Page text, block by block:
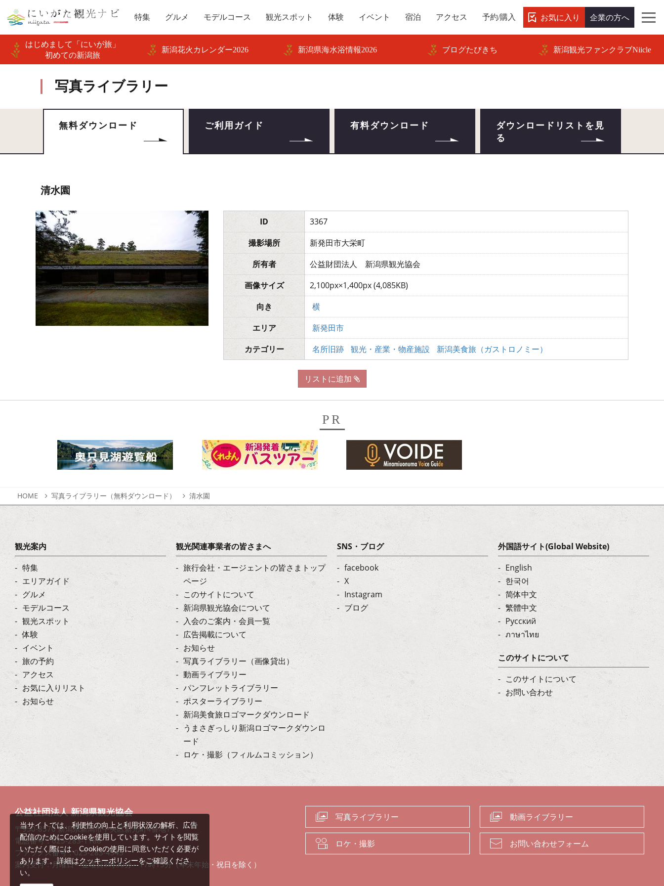
特集 グルメ モデルコース 観光スポット 体験 イベント 宿泊 アクセス 予約/購入 お気に入り 企業の方へ
はじめまして「にいが旅」
初めての新潟旅
新潟花火カレンダー2026 新潟県海水浴情報2026 ブログたびきち 新潟観光ファンクラブNiicle
写真ライブラリー
無料ダウンロード ご利用ガイド 有料ダウンロード
ダウンロードリストを見
る
清水園
ID
3367
撮影場所
新発田市大栄町
所有者
公益財団法人 新潟県観光協会
画像サイズ
2,100px×1,400px (4,085KB)
向き
横
エリア
新発田市
カテゴリー
名所旧跡 観光・産業・物産施設 新潟美食旅（ガストロノミー）
リストに追加
PR
HOME 写真ライブラリー（無料ダウンロード） 清水園
観光案内
特集
エリアガイド
グルメ
モデルコース
観光スポット
体験
イベント
旅の予約
アクセス
お気に入りリスト
お知らせ
観光関連事業者の皆さまへ
旅行会社・エージェントの皆さまトップ
ページ
このサイトについて
新潟県観光協会について
入会のご案内・会員一覧
広告掲載について
お知らせ
写真ライブラリー（画像貸出）
動画ライブラリー
パンフレットライブラリー
ポスターライブラリー
新潟美食旅ロゴマークダウンロード
うまさぎっしり新潟ロゴマークダウンロ
ード
ロケ・撮影（フィルムコミッション）
SNS・ブログ
facebook
X
Instagram
ブログ
外国語サイト(Global Website)
English
한국어
简体中文
繁體中文
Русский
ภาษาไทย
このサイトについて
このサイトについて
お問い合わせ
公益社団法人 新潟県観光協会
〒950-8570 新潟県新潟市中央区新光町4番地1
電話番号：025-283-1188
ファックス番号：025-283-4345
案内受付：月曜日～金曜日8時30分～17時15分（年末年始・祝日を除く）
写真ライブラリー 動画ライブラリー
ロケ・撮影 お問い合わせフォーム
当サイトでは、利便性の向上と利用状況の解析、広告
配信のためにCookieを使用しています。サイトを閲覧
いただく際には、Cookieの使用に同意いただく必要が
あります。詳細はクッキーポリシーをご確認くださ
い。